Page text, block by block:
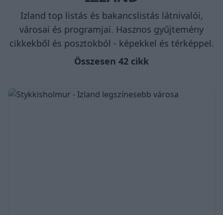
Izland top listás és bakancslistás látnivalói,
városai és programjai. Hasznos gyűjtemény
cikkekből és posztokból - képekkel és térképpel.
Összesen 42 cikk